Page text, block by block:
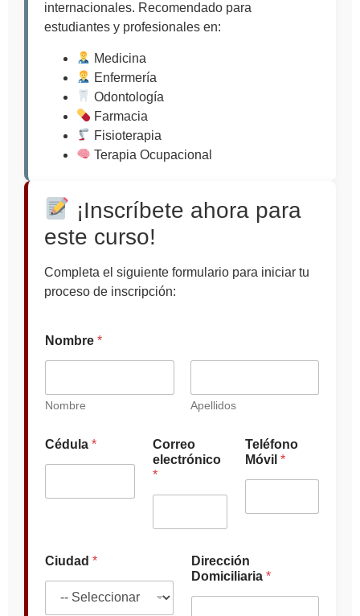
internacionales. Recomendado para
estudiantes y profesionales en:
Medicina
Enfermería
Odontología
Farmacia
Fisioterapia
Terapia Ocupacional
¡Inscríbete ahora para
este curso!
Completa el siguiente formulario para iniciar tu
proceso de inscripción:
Nombre *
Nombre Apellidos
Cédula *
Correo
electrónico
*
Teléfono
Móvil *
Ciudad *
Dirección
Domiciliaria *